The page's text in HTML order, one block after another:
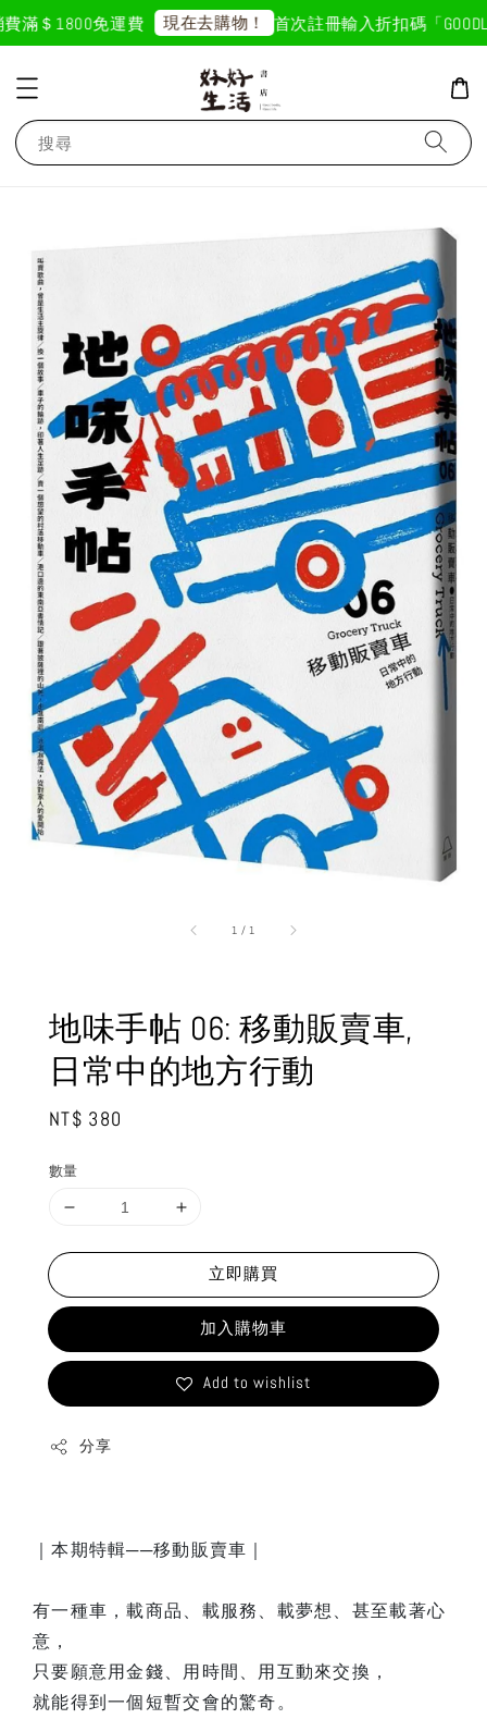
滿＄1800免運費 現在去購物！ 首次註冊輸入折扣碼「
搜尋
1 / 1
地味手帖 06: 移動販賣車,
日常中的地方行動
Regular
NT$ 380
數量
立即購買
加入購物車
Add to wishlist
分享
｜本期特輯──移動販賣車｜
有一種車，載商品、載服務、載夢想、甚至載著心
意，
只要願意用金錢、用時間、用互動來交換，
就能得到一個短暫交會的驚奇。
3 天前